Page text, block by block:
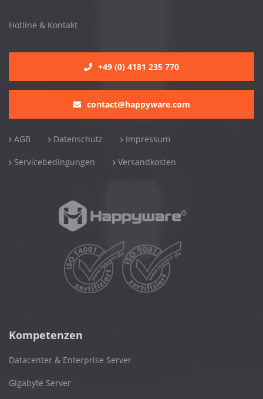
Hotline & Kontakt
+49 (0) 4181 235 770
contact@happyware.com
AGB Datenschutz Impressum
Servicebedingungen Versandkosten
Kompetenzen
Datacenter & Enterprise Server
Gigabyte Server